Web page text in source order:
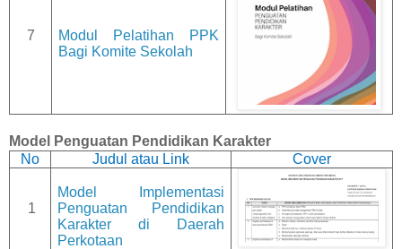
7
Modul Pelatihan PPK
Bagi Komite Sekolah
Model Penguatan Pendidikan Karakter
No
Judul atau Link Cover
1
Model Implementasi
Penguatan Pendidikan
Karakter di Daerah
Perkotaan